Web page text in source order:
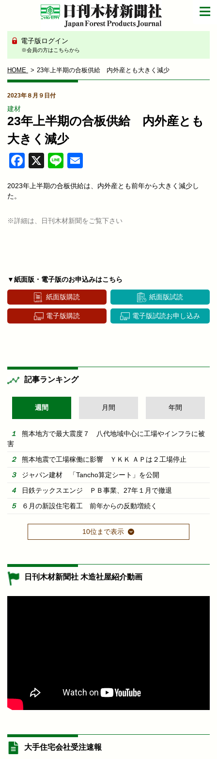
電子版ログイン
※会員の方はこちらから
HOME 23年上半期の合板供給 内外産とも大きく減少
2023年８月９日付
建材
23年上半期の合板供給 内外産とも
大きく減少
Facebook
X Line
2023年上半期の合板供給は、内外産とも前年から大きく減少し
た。
※詳細は、日刊木材新聞をご覧下さい
▼紙面版・電子版のお申込みはこちら
紙面版購読 紙面版試読
電子版購読 電子版試読お申し込み
記事ランキング
週間 月間 年間
熊本地方で最大震度７ 八代地域中心に工場やインフラに被
害
熊本地震で工場稼働に影響 ＹＫＫ ＡＰは２工場停止
ジャパン建材 「Tancho算定シート」を公開
日鉄テックスエンジ ＰＢ事業、27年１月で撤退
６月の新設住宅着工 前年からの反動増続く
10位まで表示
日刊木材新聞社 木造社屋紹介動画
大手住宅会社受注速報